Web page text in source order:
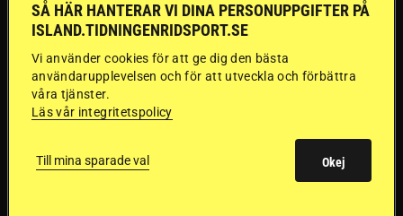
”Gummi” berättar:
Första stegen mot
en internationell
passhäst
SÅ HÄR HANTERAR VI DINA PERSONUPPGIFTER PÅ
ISLAND.TIDNINGENRIDSPORT.SE
Vi använder cookies för att ge dig den bästa
användarupplevelsen och för att utveckla och förbättra
våra tjänster.
Läs vår integritetspolicy
Till mina sparade val Okej